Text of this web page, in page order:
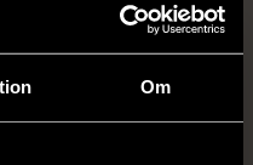
Om
Mycket gott skick